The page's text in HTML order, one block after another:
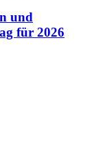
und
für 2026